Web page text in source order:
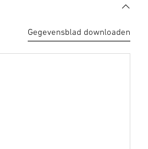
Gegevensblad downloaden